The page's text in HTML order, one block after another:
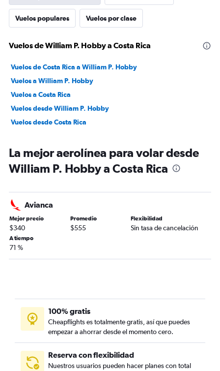
Vuelos populares Vuelos por clase
Vuelos de William P. Hobby a Costa Rica
Vuelos de Costa Rica a William P. Hobby
Vuelos a William P. Hobby
Vuelos a Costa Rica
Vuelos desde William P. Hobby
Vuelos desde Costa Rica
La mejor aerolínea para volar desde
William P. Hobby a Costa Rica
Avianca
Mejor precio
$340
Promedio
$555
Flexibilidad
Sin tasa de cancelación
A tiempo
71 %
100% gratis
Cheapflights es totalmente gratis, así que puedes
empezar a ahorrar desde el momento cero.
Reserva con flexibilidad
Nuestros usuarios pueden hacer planes con total